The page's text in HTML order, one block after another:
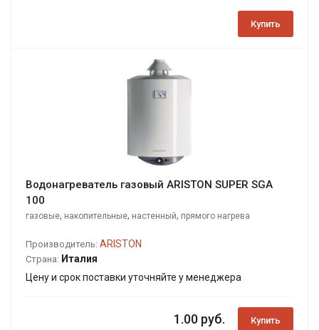
Купить
Водонагреватель газовый ARISTON SUPER SGA
100
газовые, накопительные, настенный, прямого нагрева
Производитель: ARISTON
Страна: Италия
Цену и срок поставки уточняйте у менеджера
1.00 руб. Купить